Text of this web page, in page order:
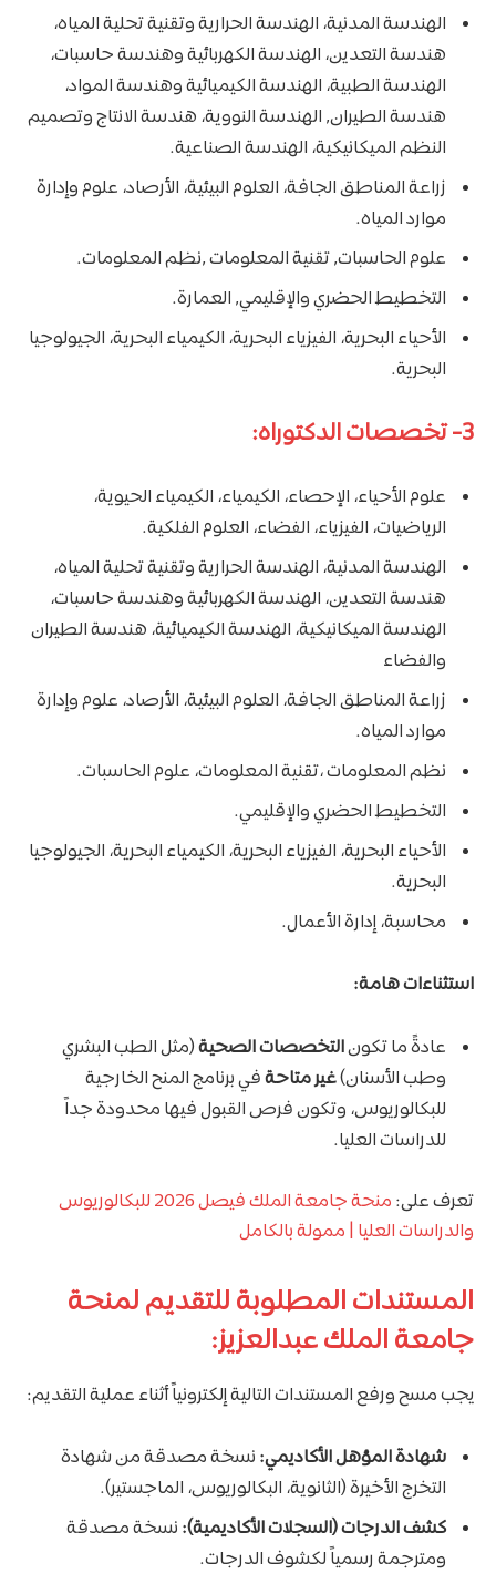
الهندسة المدنية، الهندسة الحرارية وتقنية تحلية المياه،
هندسة التعدين، الهندسة الكهربائية وهندسة حاسبات،
الهندسة الطبية، الهندسة الكيميائية وهندسة المواد،
هندسة الطيران, الهندسة النووية، هندسة الانتاج وتصميم
النظم الميكانيكية، الهندسة الصناعية.
زراعة المناطق الجافة، العلوم البيئية، الأرصاد، علوم وإدارة
موارد المياه.
علوم الحاسبات, تقنية المعلومات ,نظم المعلومات.
التخطيط الحضري والإقليمي, العمارة.
الأحياء البحرية، الفيزياء البحرية، الكيمياء البحرية، الجيولوجيا
البحرية.
3- تخصصات الدكتوراه:
علوم الأحياء، الإحصاء، الكيمياء، الكيمياء الحيوية،
الرياضيات، الفيزياء، الفضاء، العلوم الفلكية.
الهندسة المدنية، الهندسة الحرارية وتقنية تحلية المياه،
هندسة التعدين، الهندسة الكهربائية وهندسة حاسبات،
الهندسة الميكانيكية، الهندسة الكيميائية، هندسة الطيران
والفضاء
زراعة المناطق الجافة، العلوم البيئية، الأرصاد، علوم وإدارة
موارد المياه.
نظم المعلومات ،تقنية المعلومات، علوم الحاسبات.
التخطيط الحضري والإقليمي.
الأحياء البحرية، الفيزياء البحرية، الكيمياء البحرية، الجيولوجيا
البحرية.
محاسبة، إدارة الأعمال.
استثناءات هامة:
عادةً ما تكونالتخصصات الصحية(مثل الطب البشري
وطب الأسنان)غير متاحةفي برنامج المنح الخارجية
للبكالوريوس، وتكون فرص القبول فيها محدودة جداً
للدراسات العليا.
تعرف على:
منحة جامعة الملك فيصل 2026 للبكالوريوس
والدراسات العليا | ممولة بالكامل
المستندات المطلوبة للتقديم لمنحة
جامعة الملك عبدالعزيز:
يجب مسح ورفع المستندات التالية إلكترونياً أثناء عملية التقديم:
شهادة المؤهل الأكاديمي: نسخة مصدقة من شهادة
التخرج الأخيرة (الثانوية، البكالوريوس، الماجستير).
كشف الدرجات (السجلات الأكاديمية): نسخة مصدقة
ومترجمة رسمياً لكشوف الدرجات.